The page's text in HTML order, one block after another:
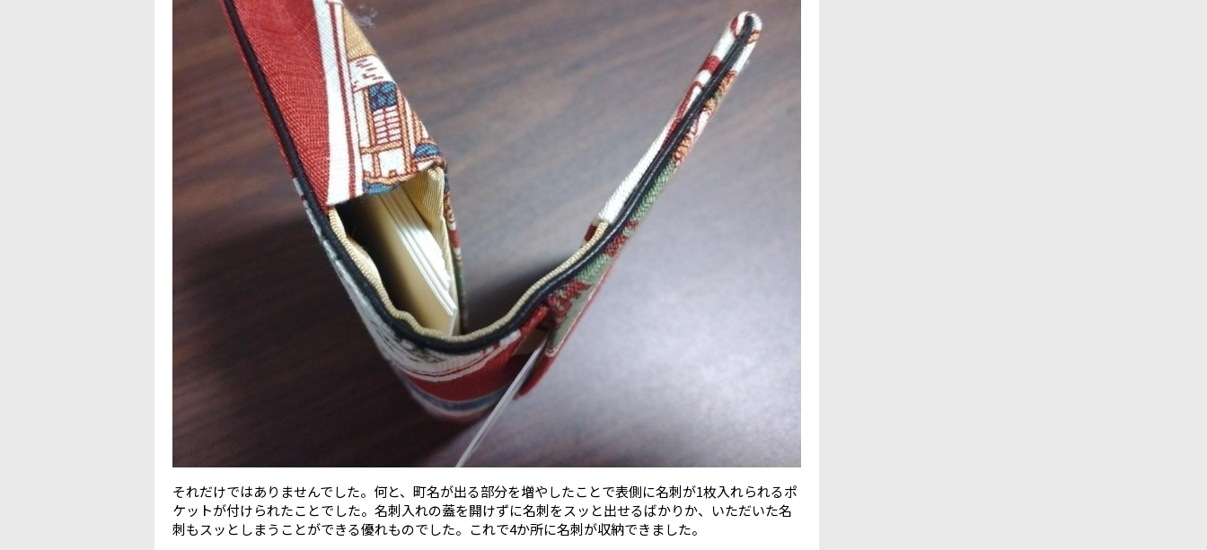
それだけではありませんでした。何と、町名が出る部分を増やしたことで表側に名刺が1枚入れられるポ
ケットが付けられたことでした。名刺入れの蓋を開けずに名刺をスッと出せるばかりか、いただいた名
刺もスッとしまうことができる優れものでした。これで4か所に名刺が収納できました。